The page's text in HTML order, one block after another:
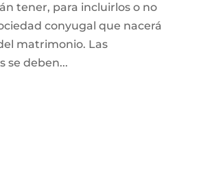
tener, para incluirlos o no
conyugal que nacerá
matrimonio. Las
se deben...